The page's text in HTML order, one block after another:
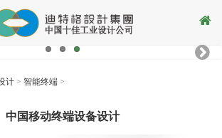
计 >智能终端 >
中国移动终端设备设计